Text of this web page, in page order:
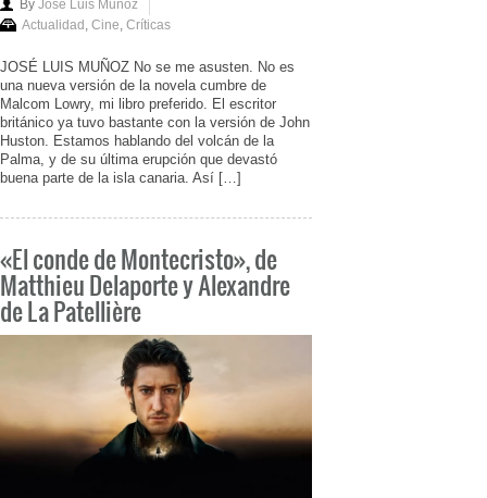
By José Luis Muñoz
Actualidad , Cine, Críticas
JOSÉ LUIS MUÑOZ No se me asusten. No es
una nueva versión de la novela cumbre de
Malcom Lowry, mi libro preferido. El escritor
británico ya tuvo bastante con la versión de John
Huston. Estamos hablando del volcán de la
Palma, y de su última erupción que devastó
buena parte de la isla canaria. Así […]
«El conde de Montecristo», de
Matthieu Delaporte y Alexandre
de La Patellière